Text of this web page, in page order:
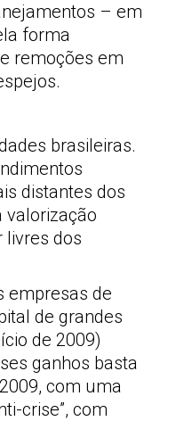
– em
forma
remoções em
brasileiras.
distantes dos
valorização
livres dos
empresas de
de grandes
de 2009)
ganhos basta
com uma
crise”, com